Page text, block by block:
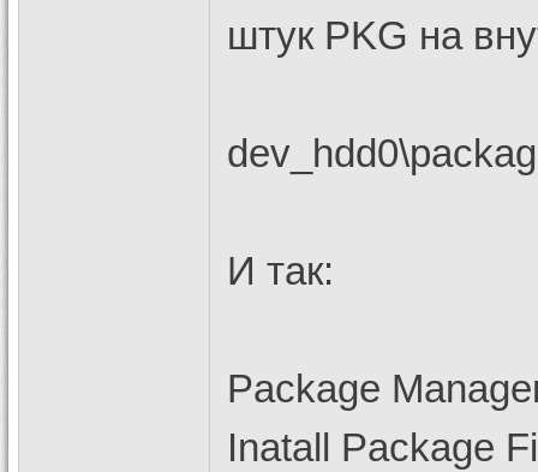
штук PKG на
И так:
Package
Inatall Package